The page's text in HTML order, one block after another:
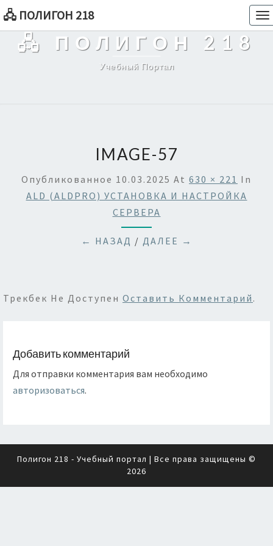
🖧 ПОЛИГОН 218
🖧 ПОЛИГОН 218
Учебный Портал
IMAGE-57
Опубликованное 10.03.2025 At 630 × 221 In
ALD (ALDPRO) УСТАНОВКА И НАСТРОЙКА
СЕРВЕРА
← НАЗАД / ДАЛЕЕ →
Трекбек Не Доступен Оставить Комментарий .
Добавить комментарий
Для отправки комментария вам необходимо
авторизоваться.
Полигон 218 - Учебный портал | Все права защищены ©
2026